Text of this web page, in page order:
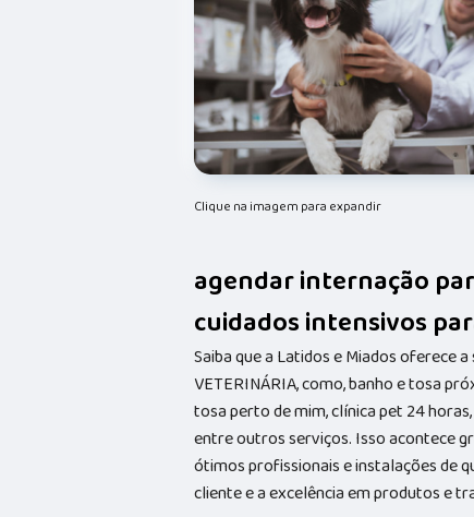
Clique na imagem para expandir
agendar internação
cuidados intensivos
Saiba que a Latidos e Miados oferece
VETERINÁRIA, como, banho e tosa
tosa perto de mim, clínica pet 24
entre outros serviços. Isso acontece
ótimos profissionais e instalações de
cliente e a excelência em produtos e